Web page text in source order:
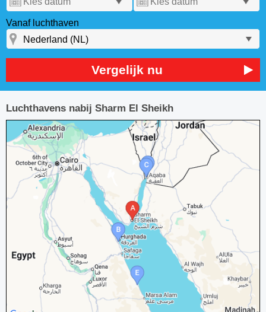
Vanaf luchthaven
Vergelijk nu
Luchthavens nabij Sharm El Sheikh